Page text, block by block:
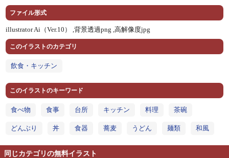
ファイル形式
illustrator Ai（Ver.10） ,背景透過png ,高解像度jpg
このイラストのカテゴリ
飲食・キッチン
このイラストのキーワード
食べ物 食事 台所 キッチン 料理 茶碗
どんぶり 丼 食器 蕎麦 うどん 麺類 和風
同じカテゴリの無料イラスト